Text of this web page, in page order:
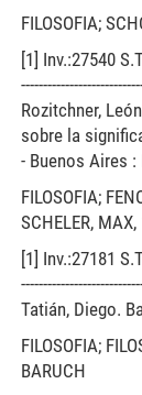
FILOSOFIA;
[1] Inv.:27540
Rozitchner,
sobre la
- Buenos Aires
FILOSOFIA;
SCHELER,
[1] Inv.:27181
Tatián, Diego.
FILOSOFIA;
BARUCH